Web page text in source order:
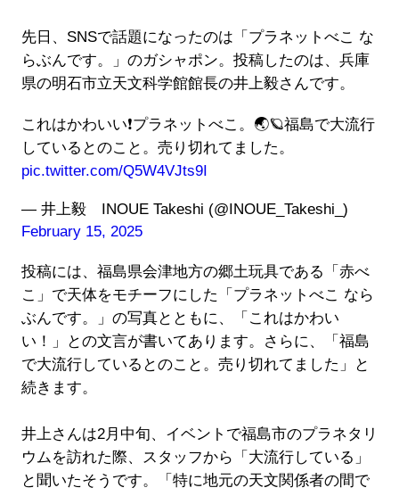
先日、SNSで話題になったのは「プラネットべこ な
らぶんです。」のガシャポン。投稿したのは、兵庫
県の明石市立天文科学館館長の井上毅さんです。
これはかわいい❗️プラネットべこ。🌏🪐福島で大流行
しているとのこと。売り切れてました。
pic.twitter.com/Q5W4VJts9I
— 井上毅 INOUE Takeshi (@INOUE_Takeshi_)
February 15, 2025
投稿には、福島県会津地方の郷土玩具である「赤べ
こ」で天体をモチーフにした「プラネットべこ なら
ぶんです。」の写真とともに、「これはかわい
い！」との文言が書いてあります。さらに、「福島
で大流行しているとのこと。売り切れてました」と
続きます。
井上さんは2月中旬、イベントで福島市のプラネタリ
ウムを訪れた際、スタッフから「大流行している」
と聞いたそうです。「特に地元の天文関係者の間で